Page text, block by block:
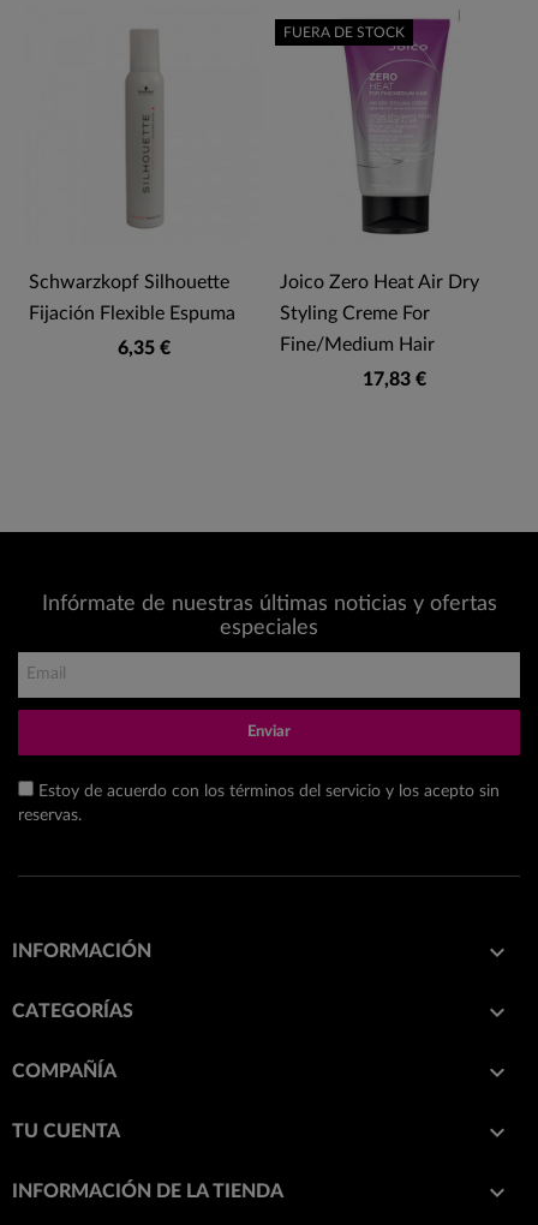
Schwarzkopf Silhouette
Fijación Flexible Espuma
6,35 €
Joico Zero Heat Air Dry
Styling Creme For
Fine/Medium Hair
17,83 €
FUERA DE STOCK
Infórmate de nuestras últimas noticias y ofertas
especiales
Enviar
Estoy de acuerdo con los términos del servicio y los acepto sin
reservas.
INFORMACIÓN 
CATEGORÍAS 
COMPAÑÍA 
TU CUENTA 
INFORMACIÓN DE LA TIENDA keyboard_arrow_down